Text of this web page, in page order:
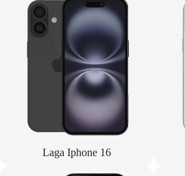
Laga Iphone 16